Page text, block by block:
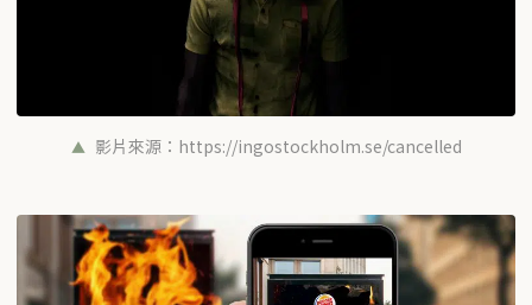
影片來源：https://ingostockholm.se/cancelled